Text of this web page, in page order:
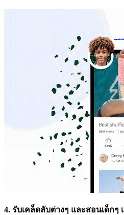
4. รับเคล็ดลับต่างๆ และสอนเด็กๆ